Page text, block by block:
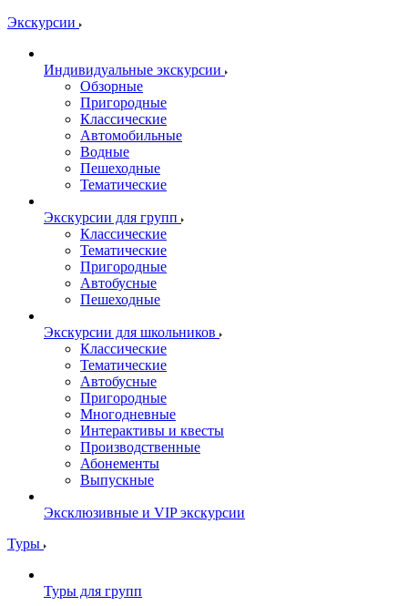
Экскурсии
Индивидуальные экскурсии
Обзорные
Пригородные
Классические
Автомобильные
Водные
Пешеходные
Тематические
Экскурсии для групп
Классические
Тематические
Пригородные
Автобусные
Пешеходные
Экскурсии для школьников
Классические
Тематические
Автобусные
Пригородные
Многодневные
Интерактивы и квесты
Производственные
Абонементы
Выпускные
Эксклюзивные и VIP экскурсии
Туры
Туры для групп